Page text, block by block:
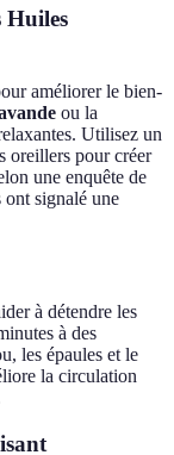
Huiles
améliorer le bien-
ou la
Utilisez un
oreillers pour créer
une enquête de
ont signalé une
à détendre les
à des
les épaules et le
la circulation